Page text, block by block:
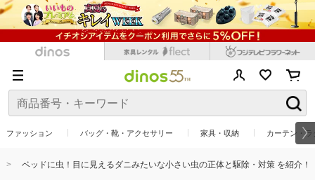
ファッション バッグ・靴・アクセサリー 家具・収納 カーテン・
ベッドに虫！目に見えるダニみたいな小さい虫の正体と駆除・対策 を紹介！